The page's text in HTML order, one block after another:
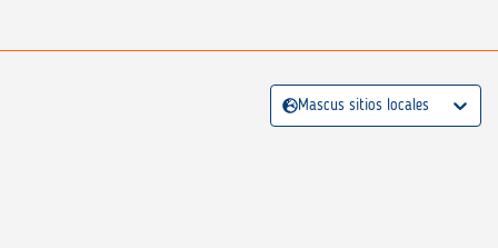
Mascus sitios locales